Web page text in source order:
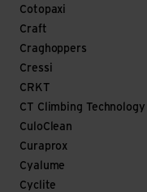
Cotopaxi
Craft
Craghoppers
Cressi
CRKT
CT Climbing Technology
CuloClean
Curaprox
Cyalume
Cyclite